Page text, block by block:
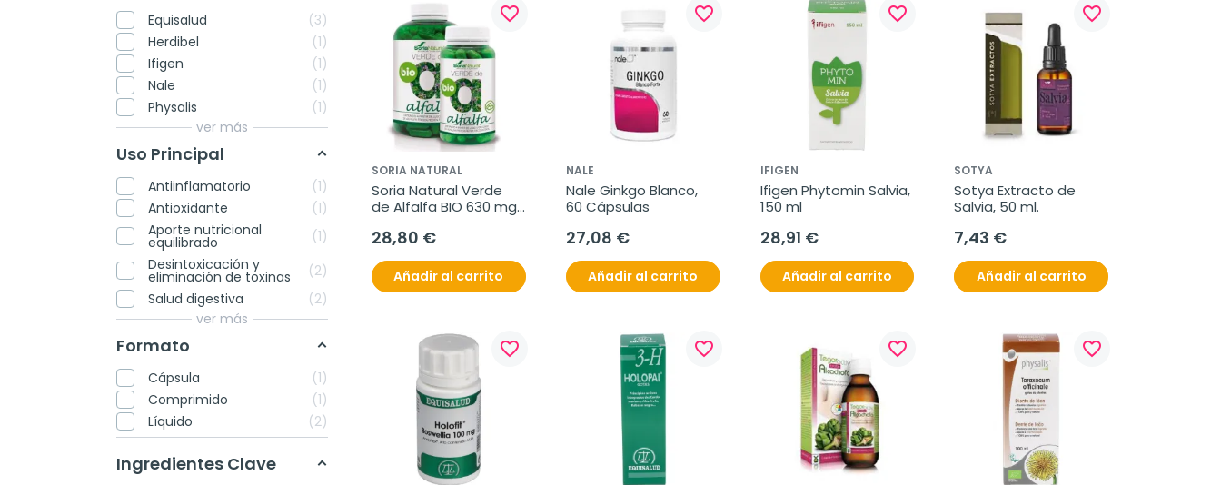
Equisalud
3
Herdibel
1
Ifigen
1
Nale
1
Physalis
1
ver más
Uso Principal
Antiinflamatorio
1
Antioxidante
1
Aporte nutricional
equilibrado
1
Desintoxicación y
eliminación de toxinas
2
Salud digestiva
2
ver más
Formato
Cápsula
1
Comprimido
1
Líquido
2
Ingredientes Clave
favorite_border
SORIA NATURAL
Soria Natural Verde
de Alfalfa BIO 630 mg,
28,80 €
Añadir al carrito
favorite_border
NALE
Nale Ginkgo Blanco,
60 Cápsulas
27,08 €
Añadir al carrito
favorite_border
IFIGEN
Ifigen Phytomin Salvia,
150 ml
28,91 €
Añadir al carrito
favorite_border
SOTYA
Sotya Extracto de
Salvia, 50 ml.
7,43 €
Añadir al carrito
favorite_border favorite_border favorite_border favorite_border